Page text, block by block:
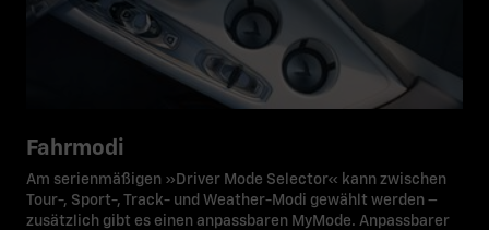
Fahrmodi
Am serienmäßigen »Driver Mode Selector« kann zwischen
Tour-, Sport-, Track- und Weather-Modi gewählt werden –
zusätzlich gibt es einen anpassbaren MyMode. Anpassbarer